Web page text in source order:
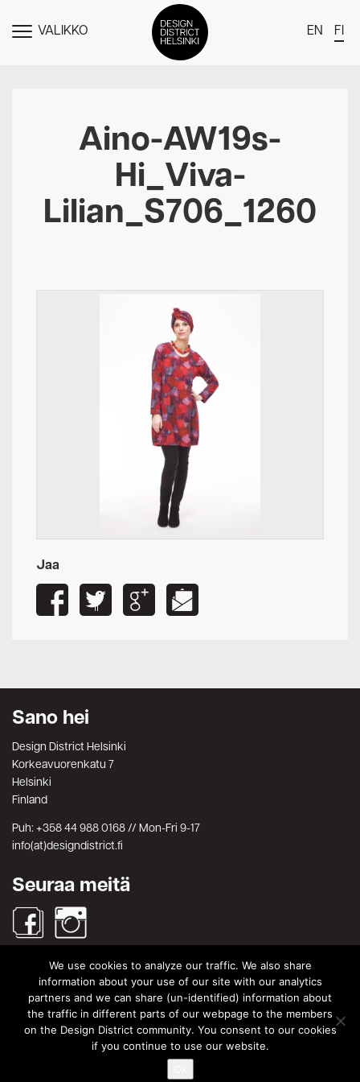
NÄYTÄVALIKKO EN FI
Jäsenet
Tapahtumat
Uutiset
Medialle
Ota yhteyttä
Aino-AW19s-
Hi_Viva-
Lilian_S706_1260
Jaa
Sano hei
Design District Helsinki
Korkeavuorenkatu 7
Helsinki
Finland
Puh: +358 44 988 0168 // Mon-Fri 9-17
info(at)designdistrict.fi
Seuraa meitä
Haku
Search
for:
Search
© Design District Helsinki 2026. Crafted byPixels
We use cookies to analyze our traffic. We also share
information about your use of our site with our analytics
partners and we can share (un-identified) information about
the traffic in different parts of our webpage to the members
on the Design District community. You consent to our cookies
if you continue to use our website.